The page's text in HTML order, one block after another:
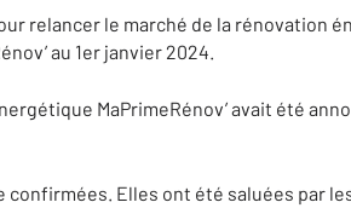
relancer le marché de la rénovation
au 1er janvier 2024.
MaPrimeRénov’ avait été
confirmées. Elles ont été saluées par